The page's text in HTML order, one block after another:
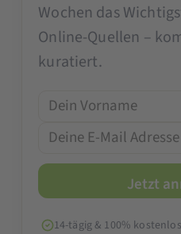
Wochen das
Online-Quellen –
kuratiert.
14-tägig & 100% kostenlos